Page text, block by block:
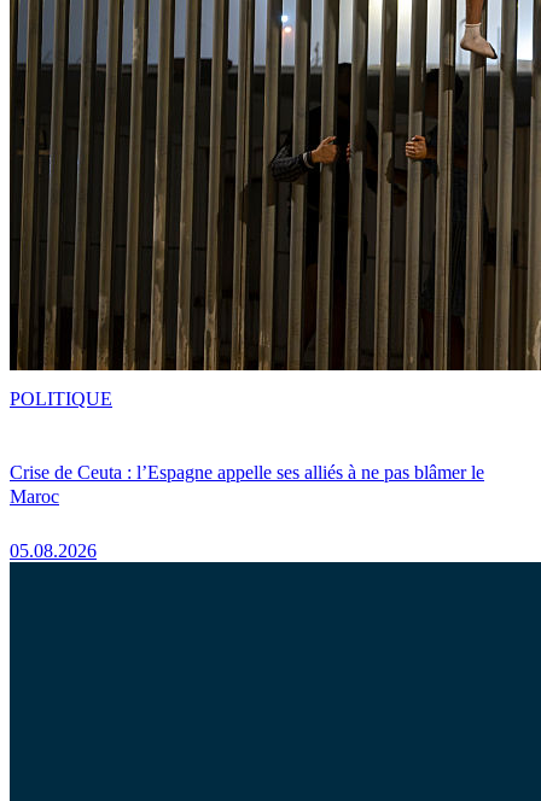
Crise de Ceuta : l’Espagne appelle ses alliés à ne pas blâmer le
Maroc
05.08.2026
POLITIQUE